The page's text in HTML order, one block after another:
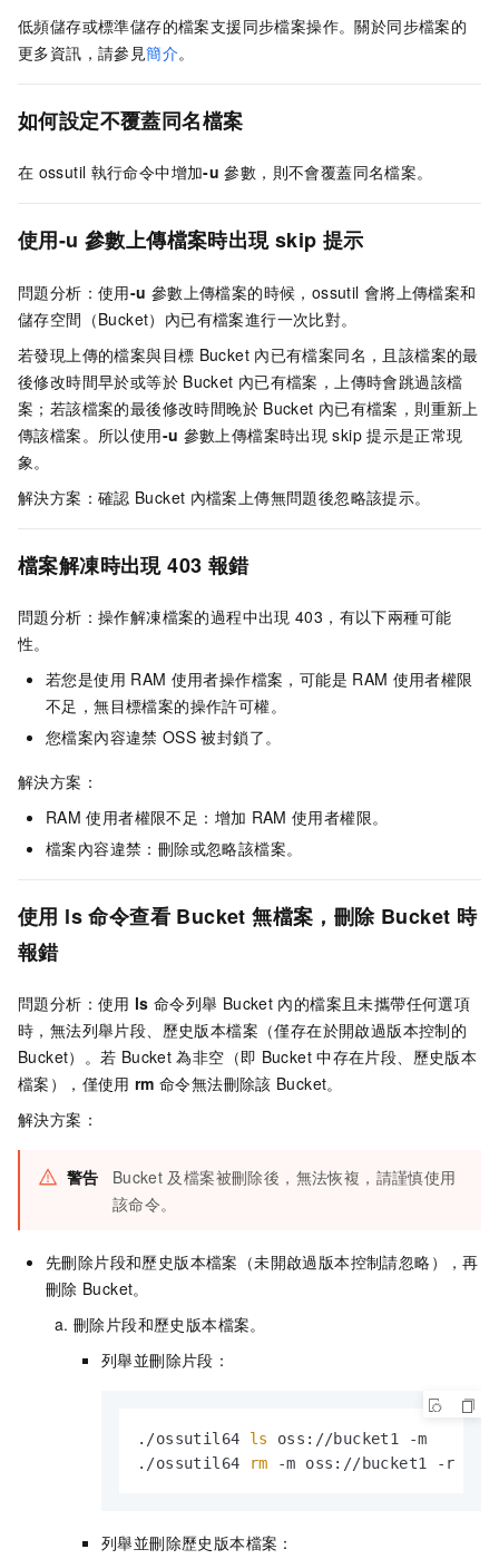
低頻儲存或標準儲存的檔案支援同步檔案操作。關於同步檔案的
更多資訊，請參見簡介。
如何設定不覆蓋同名檔案
在 ossutil 執行命令中增加-u 參數，則不會覆蓋同名檔案。
使用-u 參數上傳檔案時出現 skip 提示
問題分析：使用-u 參數上傳檔案的時候，ossutil 會將上傳檔案和
儲存空間（Bucket）內已有檔案進行一次比對。
若發現上傳的檔案與目標 Bucket 內已有檔案同名，且該檔案的最
後修改時間早於或等於 Bucket 內已有檔案，上傳時會跳過該檔
案；若該檔案的最後修改時間晚於 Bucket 內已有檔案，則重新上
傳該檔案。所以使用-u 參數上傳檔案時出現 skip 提示是正常現
象。
解決方案：確認 Bucket 內檔案上傳無問題後忽略該提示。
檔案解凍時出現 403 報錯
問題分析：操作解凍檔案的過程中出現 403，有以下兩種可能
性。
若您是使用 RAM 使用者操作檔案，可能是 RAM 使用者權限
不足，無目標檔案的操作許可權。
您檔案內容違禁 OSS 被封鎖了。
解決方案：
RAM 使用者權限不足：增加 RAM 使用者權限。
檔案內容違禁：刪除或忽略該檔案。
使用 ls 命令查看 Bucket 無檔案，刪除 Bucket 時
報錯
問題分析：使用 ls 命令列舉 Bucket 內的檔案且未攜帶任何選項
時，無法列舉片段、歷史版本檔案（僅存在於開啟過版本控制的
Bucket）。若 Bucket 為非空（即 Bucket 中存在片段、歷史版本
檔案），僅使用 rm 命令無法刪除該 Bucket。
解決方案：
警告 Bucket 及檔案被刪除後，無法恢複，請謹慎使用
該命令。
先刪除片段和歷史版本檔案（未開啟過版本控制請忽略），再
刪除 Bucket。
刪除片段和歷史版本檔案。
列舉並刪除片段：
./ossutil64 ls
oss://bucket1 -m
./ossutil64
rm -m oss://bucket1 -r
列舉並刪除歷史版本檔案：